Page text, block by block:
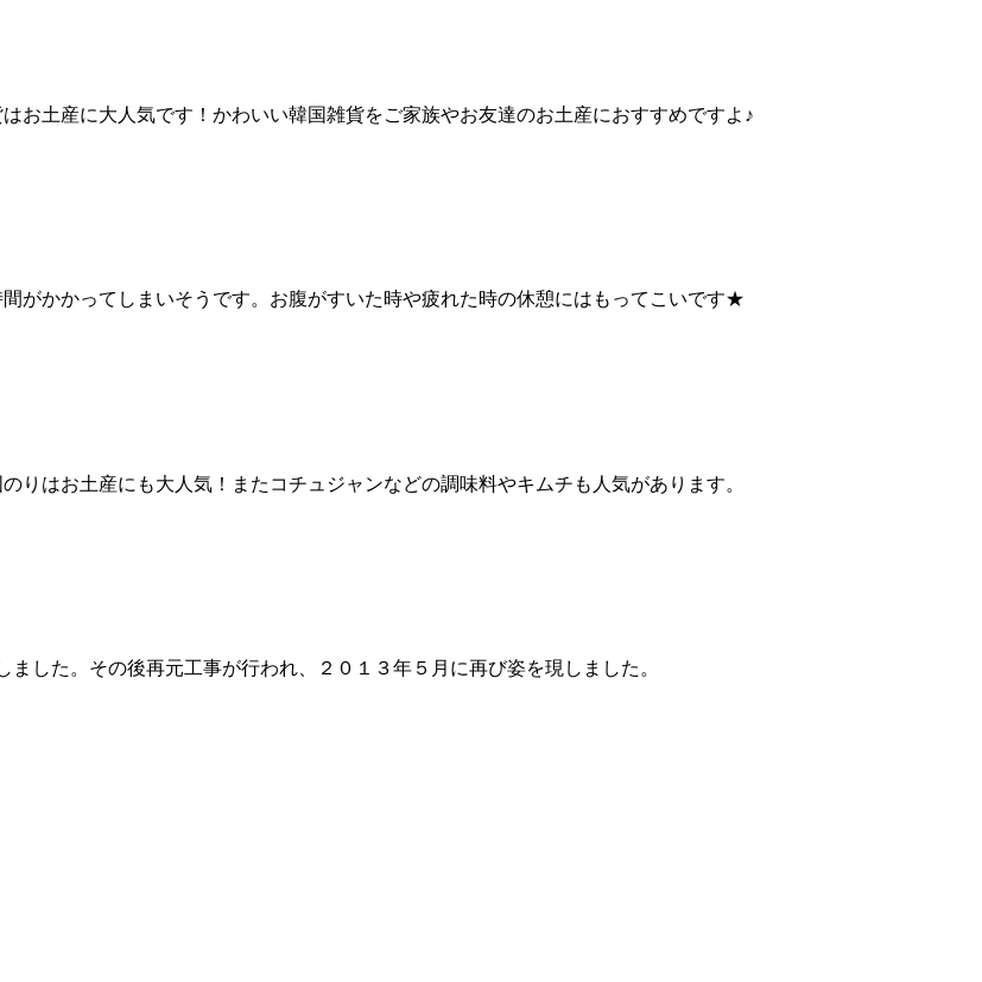
お土産に大人気です！かわいい韓国雑貨をご家族やお友達のお土産におすすめですよ♪
がかかってしまいそうです。お腹がすいた時や疲れた時の休憩にはもってこいです★
はお土産にも大人気！またコチュジャンなどの調味料やキムチも人気があります。
した。その後再元工事が行われ、２０１３年５月に再び姿を現しました。